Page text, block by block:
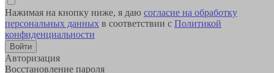
Нажимая на кнопку ниже, я даю согласие на обработку
персональных данных в соответствии с Политикой
конфиденциальности
Авторизация
Восстановление пароля